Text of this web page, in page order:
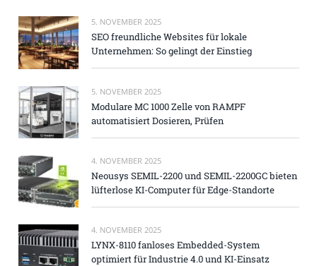
5. NOVEMBER 2025
SEO freundliche Websites für lokale
Unternehmen: So gelingt der Einstieg
5. NOVEMBER 2025
Modulare MC 1000 Zelle von RAMPF
automatisiert Dosieren, Prüfen
4. NOVEMBER 2025
Neousys SEMIL-2200 und SEMIL-2200GC bieten
lüfterlose KI-Computer für Edge-Standorte
4. NOVEMBER 2025
LYNX-8110 fanloses Embedded-System
optimiert für Industrie 4.0 und KI-Einsatz